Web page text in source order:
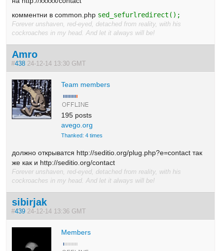
комментни в common.php sed_sefurlredirect();
Forever unshaven, red-eyed, detached from reality, with his
cockroaches in my head. And let it always will be!
Amro
#438 24-12-14 13:30 GMT
Team members
195 posts
avego.org
Thanked: 4 times
должно открыватся http://seditio.org/plug.php?e=contact так
же как и http://seditio.org/contact
Forever unshaven, red-eyed, detached from reality, with his
cockroaches in my head. And let it always will be!
sibirjak
#439 24-12-14 13:36 GMT
Members